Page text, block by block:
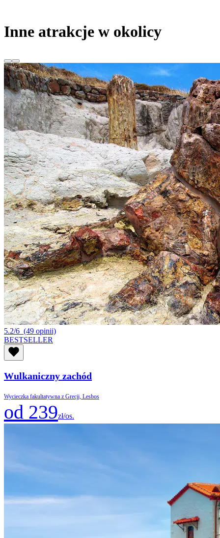
Inne atrakcje w okolicy
5.2/6 (49 opinii)
BESTSELLER
Wulkaniczny zachód
Wycieczka fakultatywna z Grecji, Lesbos
od 239zł/os.